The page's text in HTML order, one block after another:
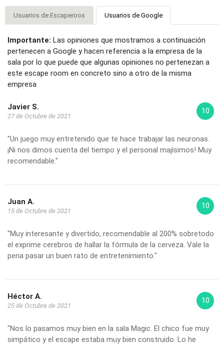
Usuarios de Escaperoos Usuarios de Google
Importante: Las opiniones que mostramos a continuación
pertenecen a Google y hacen referencia a la empresa de la
sala por lo que puede que algunas opiniones no pertenezan a
este escape room en concreto sino a otro de la misma
empresa
Javier S.
27 de Octubre de 2021
10
"Un juego muy entretenido que te hace trabajar las neuronas.
¡Ni nos dimos cuenta del tiempo y el personal majísimos! Muy
recomendable."
Juan A.
15 de Octubre de 2021
10
"Muy interesante y divertido, recomendable al 200% sobretodo
el exprime cerebros de hallar la fórmula de la cerveza. Vale la
pena pasar un buen rato de entretenimiento."
Héctor A.
25 de Octubre de 2021
10
"Nos lo pasamos muy bien en la sala Magic. El chico fue muy
simpático y el escape estaba muy bien construido. Lo he